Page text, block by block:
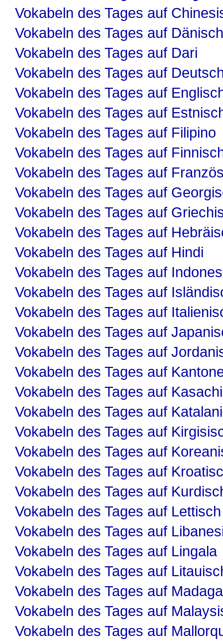
Vokabeln des Tages auf
Vokabeln des Tages auf Dänisch
Vokabeln des Tages auf Dari
Vokabeln des Tages auf
Vokabeln des Tages auf
Vokabeln des Tages auf
Vokabeln des Tages auf Filipino
Vokabeln des Tages auf
Vokabeln des Tages auf
Vokabeln des Tages auf
Vokabeln des Tages auf
Vokabeln des Tages auf
Vokabeln des Tages auf Hindi
Vokabeln des Tages auf
Vokabeln des Tages auf
Vokabeln des Tages auf
Vokabeln des Tages auf
Vokabeln des Tages auf
Vokabeln des Tages auf
Vokabeln des Tages auf
Vokabeln des Tages auf
Vokabeln des Tages auf
Vokabeln des Tages auf
Vokabeln des Tages auf
Vokabeln des Tages auf
Vokabeln des Tages auf Lettisch
Vokabeln des Tages auf
Vokabeln des Tages auf Lingala
Vokabeln des Tages auf
Vokabeln des Tages auf
Vokabeln des Tages auf
Vokabeln des Tages auf